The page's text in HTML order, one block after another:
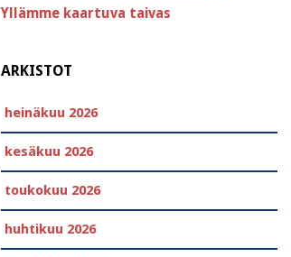
Yllämme kaartuva taivas
ARKISTOT
heinäkuu 2026
kesäkuu 2026
toukokuu 2026
huhtikuu 2026